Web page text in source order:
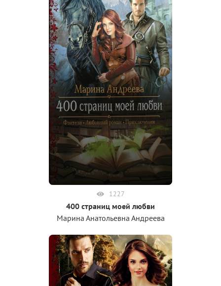
1227
400 страниц моей любви
Марина Анатольевна Андреева